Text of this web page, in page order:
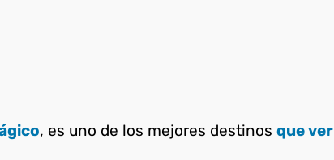
, es uno de los mejores destinos que ver